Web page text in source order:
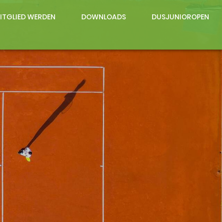
WERDEN DOWNLOADS DUSJUNIOROPEN